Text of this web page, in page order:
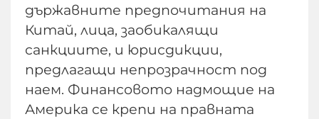
държавните предпочитания на
Китай, лица, заобикалящи
санкциите, и юрисдикции,
предлагащи непрозрачност под
наем. Финансовото надмощие на
Америка се крепи на правната